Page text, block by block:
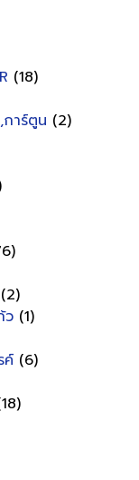
(18)
าร์ตูน (2)
(2)
ว (1)
ค์ (6)